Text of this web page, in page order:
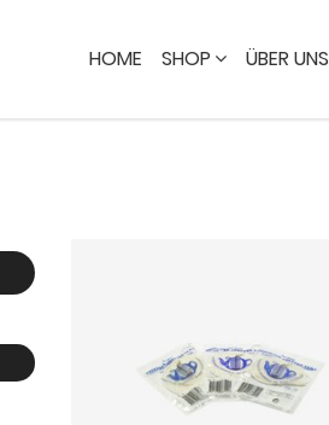
HOME SHOP ÜBER UNS